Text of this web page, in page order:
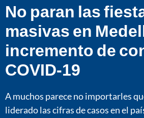
No paran las
masivas en
incremento de
COVID-19
A muchos parece no importarles
liderado las cifras de casos en el